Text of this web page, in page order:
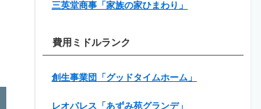
三英堂商事「家族の家ひまわり」
費用ミドルランク
創生事業団「グッドタイムホーム」
レオパレス「あずみ苑グランデ」